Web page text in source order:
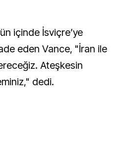
içinde İsviçre’ye
eden Vance, "İran ile
Ateşkesin
dedi.